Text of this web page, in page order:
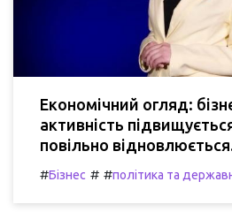
Економічний огляд:
активність
повільно
#Бізнес # #політика та